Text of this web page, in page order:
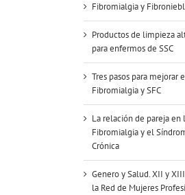
Fibromialgia y
Productos de limpieza
para enfermos de SSC
Tres pasos para mejorar
Fibromialgia y SFC
La relación de pareja en
Fibromialgia y el
Crónica
Genero y Salud. XII y
la Red de Mujeres